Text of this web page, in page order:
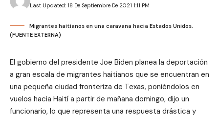
Last Updated: 18 De Septiembre De 2021 1:11 PM
Migrantes haitianos en una caravana hacia Estados Unidos.
(FUENTE EXTERNA)
El gobierno del presidente Joe Biden planea la deportación
a gran escala de migrantes haitianos que se encuentran en
una pequeña ciudad fronteriza de Texas, poniéndolos en
vuelos hacia Haití a partir de mañana domingo, dijo un
funcionario, lo que representa una respuesta drástica y